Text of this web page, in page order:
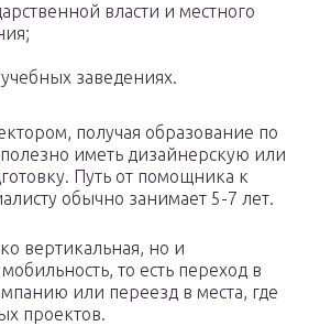
власти и местного
заведениях.
получая образование по
иметь дизайнерскую или
Путь от помощника к
обычно занимает 5-7 лет.
вертикальная, но и
то есть переход в
или переезд в места, где
проектов.